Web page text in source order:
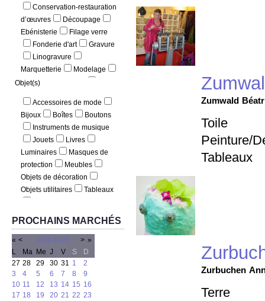
Conservation-restauration
d’œuvres
Découpage
Ebénisterie
Filage verre
Fonderie d'art
Gravure
Linogravure
Marquetterie
Modelage
Mosaïque et faïence
Peinture/Dessin
Photographie
Pyrogravure
Reliure
Sculpture
Sertissage
Soufflage
Tissage
Tournage
Vitrail
Objet(s)
Accessoires de mode
Bijoux
Boîtes
Boutons
Instruments de musique
Jouets
Livres
Luminaires
Masques de
protection
Meubles
Objets de décoration
Objets utilitaires
Tableaux
PROCHAINS MARCHÉS
« < Août 2026 > »
L
Ma Me J V S
D
27 28 29 30 31 1
2
3
4 5 6 7 8
9
10 11 12 13 14 15 16
17 18 19 20 21 22 23
Zumwald
Toile
Peinture/
Tableaux
Zurbuchen
Terre